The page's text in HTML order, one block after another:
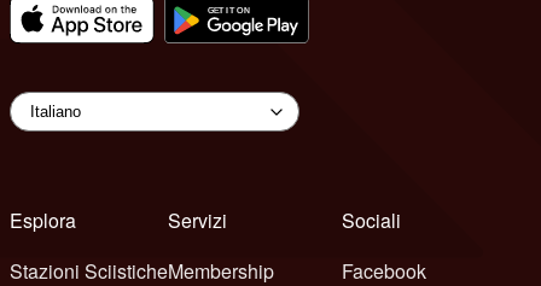
Esplora
Stazioni Sciistiche
Servizi
Membership
Sociali
Facebook